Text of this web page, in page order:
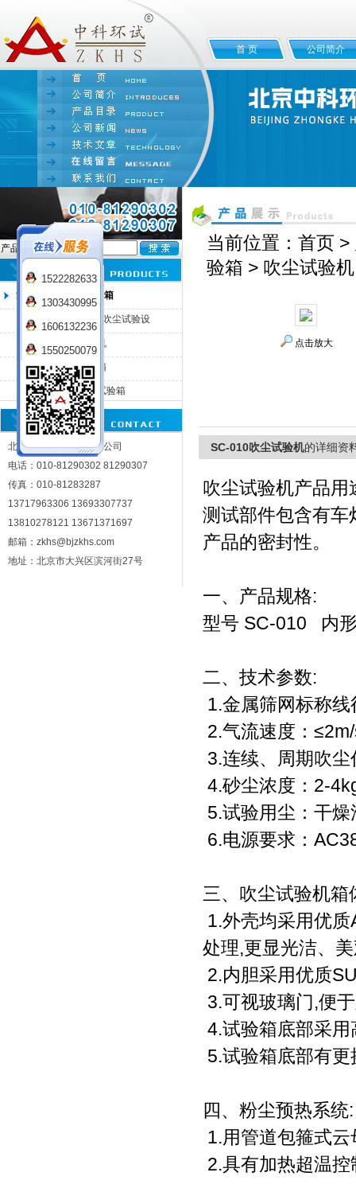
北京中科环试仪器有限公司
首 页 公司简介
产品名:
沙尘试验箱/砂尘试验箱
SC-500IP5X/IP6X吹尘试验设
SC-800砂尘试验机
SC-010沙尘试验箱
SC-015大型吹尘试验箱
北京中科环试仪器有限公司
电话：010-81290302 81290307
传真：010-81283287
13717963306 13693307737
13810278121 13671371697
邮箱：zkhs@bjzkhs.com
地址：北京市大兴区滨河街27号
当前位置： 首页 >
验箱 > 吹尘试验机
点击放大
SC-010吹尘试验机的详细资
吹尘试验机产品
测试部件包含有车
产品的密封性。
一、产品规格:
型号 SC-010 内
二、技术参数:
1.金属筛网标称
2.气流速度：
3.连续、周期吹
4.砂尘浓度：2-
5.试验用尘：干
6.电源要求：
三、吹尘试验机箱
1.外壳均采用优
处理,更显光洁、
2.内胆采用优质
3.可视玻璃门,便
4.试验箱底部采
5.试验箱底部有
四、粉尘预热系统:
1.用管道包箍式
2.具有加热超温控
1522282633
1303430995
1606132236
1550250079